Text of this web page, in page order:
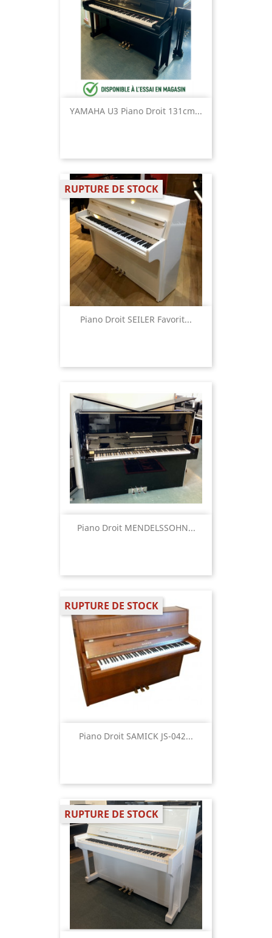
YAMAHA U3 Piano Droit 131cm...
Piano Droit SEILER Favorit...
RUPTURE DE STOCK
Piano Droit MENDELSSOHN...
Piano Droit SAMICK JS-042...
RUPTURE DE STOCK
RUPTURE DE STOCK